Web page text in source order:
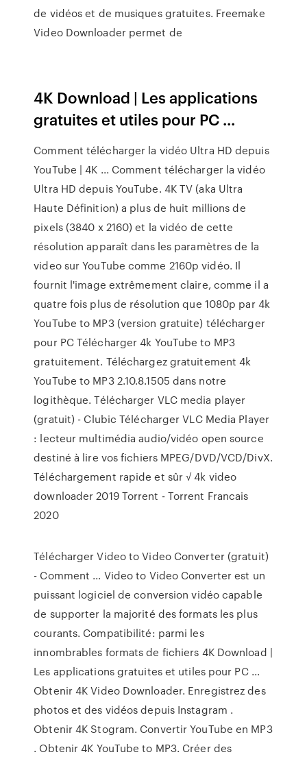
de vidéos et de musiques gratuites. Freemake
Video Downloader permet de
4K Download | Les applications
gratuites et utiles pour PC ...
Comment télécharger la vidéo Ultra HD depuis
YouTube | 4K ... Comment télécharger la vidéo
Ultra HD depuis YouTube. 4K TV (aka Ultra
Haute Définition) a plus de huit millions de
pixels (3840 x 2160) et la vidéo de cette
résolution apparaît dans les paramètres de la
video sur YouTube comme 2160p vidéo. Il
fournit l'image extrêmement claire, comme il a
quatre fois plus de résolution que 1080p par 4k
YouTube to MP3 (version gratuite) télécharger
pour PC Télécharger 4k YouTube to MP3
gratuitement. Téléchargez gratuitement 4k
YouTube to MP3 2.10.8.1505 dans notre
logithèque. Télécharger VLC media player
(gratuit) - Clubic Télécharger VLC Media Player
: lecteur multimédia audio/vidéo open source
destiné à lire vos fichiers MPEG/DVD/VCD/DivX.
Téléchargement rapide et sûr √ 4k video
downloader 2019 Torrent - Torrent Francais
2020
Télécharger Video to Video Converter (gratuit)
- Comment ... Video to Video Converter est un
puissant logiciel de conversion vidéo capable
de supporter la majorité des formats les plus
courants. Compatibilité: parmi les
innombrables formats de fichiers 4K Download |
Les applications gratuites et utiles pour PC ...
Obtenir 4K Video Downloader. Enregistrez des
photos et des vidéos depuis Instagram .
Obtenir 4K Stogram. Convertir YouTube en MP3
. Obtenir 4K YouTube to MP3. Créer des